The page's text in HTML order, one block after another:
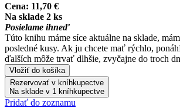
Cena: 11,70 €
Na sklade 2 ks
Posielame ihneď
Túto knihu máme síce aktuálne na sklade,
posledné kusy. Ak ju chcete mať rýchlo,
ďalších môže trvať dlhšie, zvyčajne do troch
Vložiť do košíka
Rezervovať v kníhkupectve
Na sklade v 1 kníhkupectve
Pridať do zoznamu